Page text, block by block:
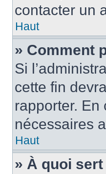
contacter un
Haut
» Comment
Si
cette fin
rapporter.
nécessaires
Haut
» À quoi